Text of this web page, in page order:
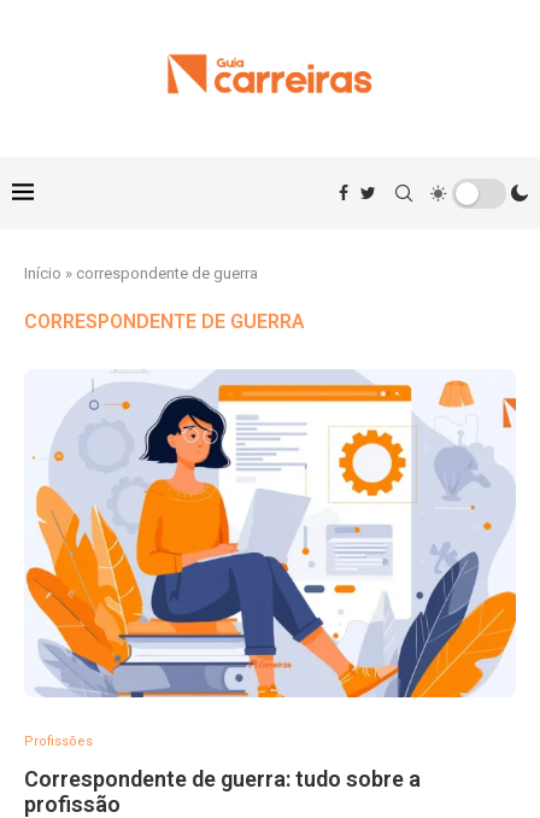
Início » correspondente de guerra
CORRESPONDENTE DE GUERRA
Profissões
Correspondente de guerra: tudo sobre a
profissão